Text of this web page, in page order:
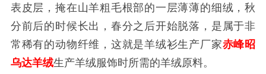
表皮层，掩在山羊粗毛根部的一层薄薄的细绒，秋
分前后的时候长出，春分之后开始脱落，是属于非
常稀有的动物纤维，这就是羊绒衫生产厂家赤峰昭
乌达羊绒生产羊绒服饰时所需的羊绒原料。